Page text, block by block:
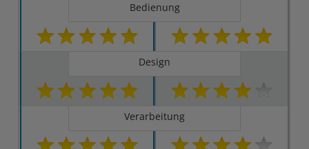
Bedienung
Design
Verarbeitung